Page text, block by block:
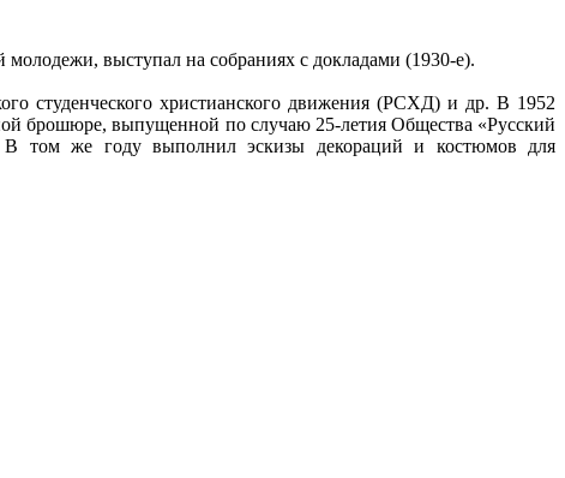
выступал на собраниях с докладами (1930-е).
студенческого христианского движения (РСХД) и др. В 1952
брошюре, выпущенной по случаю 25-летия Общества «Русский
том же году выполнил эскизы декораций и костюмов для